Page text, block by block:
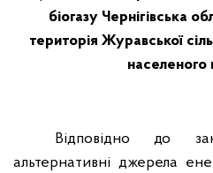
біогазу Чернігівська
територія Журавської
населеного
Відповідно до
альтернативні джерела